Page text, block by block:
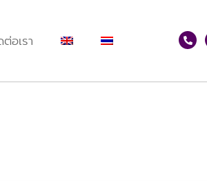
อเรา